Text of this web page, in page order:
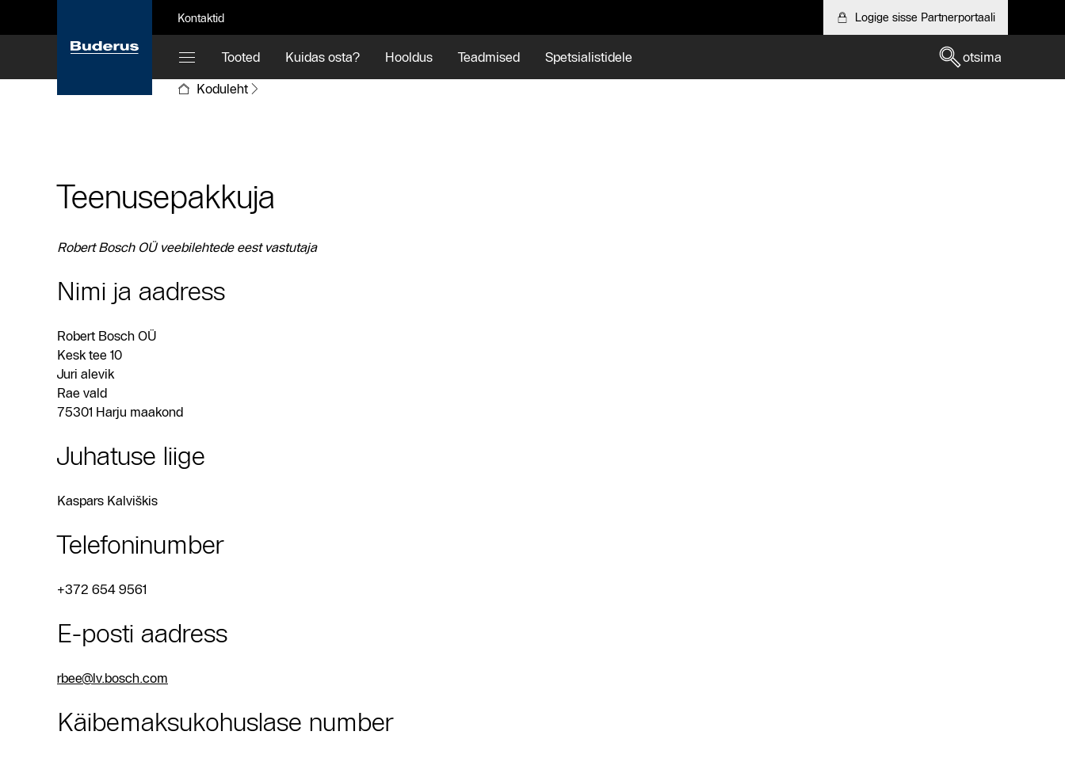
Kontaktid Logige sisse Partnerportaali
Tooted Kuidas osta? Hooldus Teadmised Spetsialistidele
otsima
Koduleht
Teenusepakkuja
Robert Bosch OÜ veebilehtede eest vastutaja
Nimi ja aadress
Robert Bosch OÜ
Kesk tee 10
Juri alevik
Rae vald
75301 Harju maakond
Juhatuse liige
Kaspars Kalviškis
Telefoninumber
+372 654 9561
E-posti aadress
rbee@lv.bosch.com
Käibemaksukohuslase number